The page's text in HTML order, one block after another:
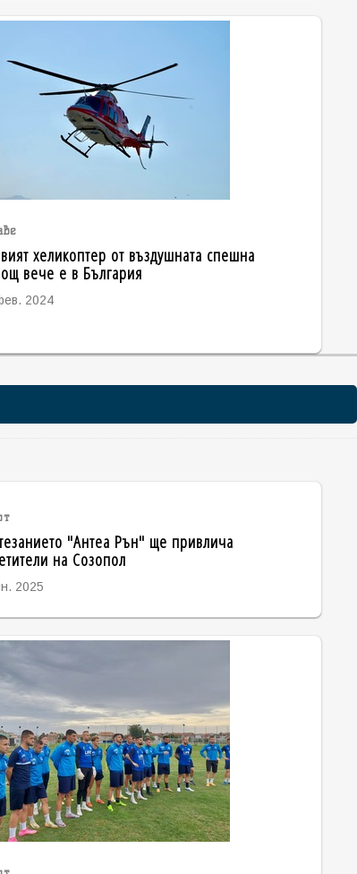
хеликоптер от въздушната спешна
вече е в България
2024
"Антеа Рън" ще привлича
на Созопол
2025